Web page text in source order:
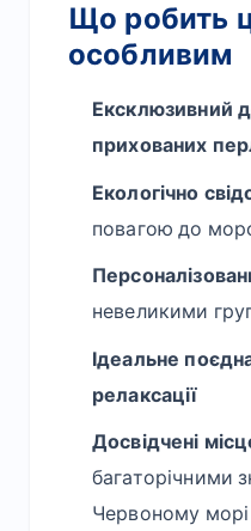
Що робить
особливим
Ексклюзивний
прихованих
Екологічно
повагою до
невеликими
Ідеальне
релаксації
Досвідчені
багаторічними
Червоному морі